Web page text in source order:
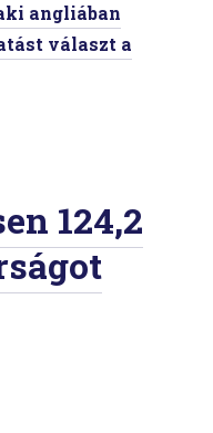
angliában
választ a
124,2